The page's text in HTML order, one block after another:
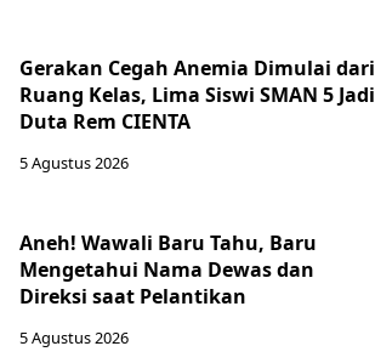
Gerakan Cegah Anemia Dimulai dari
Ruang Kelas, Lima Siswi SMAN 5 Jadi
Duta Rem CIENTA
5 Agustus 2026
Aneh! Wawali Baru Tahu, Baru
Mengetahui Nama Dewas dan
Direksi saat Pelantikan
5 Agustus 2026